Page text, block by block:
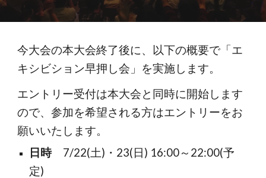
今大会の本大会終了後に、以下の概要で「エ
キシビション早押し会」を実施します。
エントリー受付は本大会と同時に開始します
ので、参加を希望される方はエントリーをお
願いいたします。
日時7/22(土)・23(日) 16:00～22:00(予
定)